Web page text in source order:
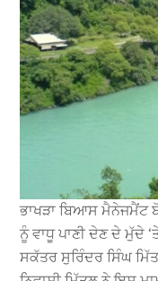
ਭਾਖੜਾ ਬਿਆਸ ਮੈਨੇਜਮੈਂਟ
ਨੂੰ ਵਾਧੂ ਪਾਣੀ ਦੇਣ ਦੇ ਮੁੱਦੇ
ਸਕੱਤਰ ਸੁਰਿੰਦਰ ਸਿੰਘ